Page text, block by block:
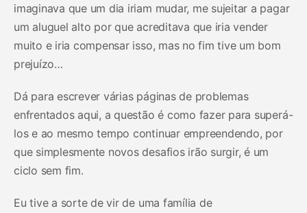
imaginava que um dia iriam mudar, me sujeitar a pagar
um aluguel alto por que acreditava que iria vender
muito e iria compensar isso, mas no fim tive um bom
prejuízo…
Dá para escrever várias páginas de problemas
enfrentados aqui, a questão é como fazer para superá-
los e ao mesmo tempo continuar empreendendo, por
que simplesmente novos desafios irão surgir, é um
ciclo sem fim.
Eu tive a sorte de vir de uma família de